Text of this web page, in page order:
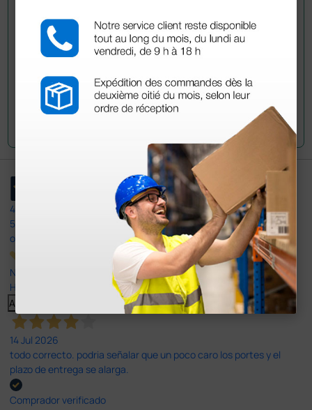
4,4
597
opiniones
Nuestras reseñas de 4 y 5 estrellas.
Haga clic aquí para leerlos todos >
Anterior
14 Jul 2026
todo correcto. podria señalar que un poco caro los portes y el
plazo de entrega se alarga.
Comprador verificado